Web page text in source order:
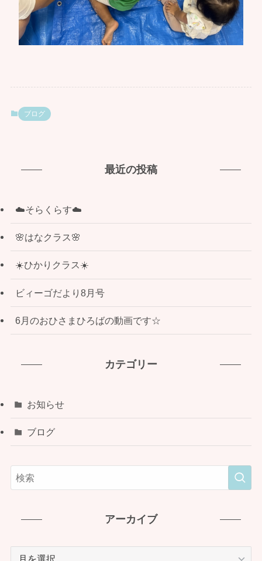
ブログ
最近の投稿
☁️そらくらす☁️
🌸はなクラス🌸
☀️ひかりクラス☀️
ビィーゴだより8月号
6月のおひさまひろばの動画です☆
カテゴリー
お知らせ
ブログ
アーカイブ